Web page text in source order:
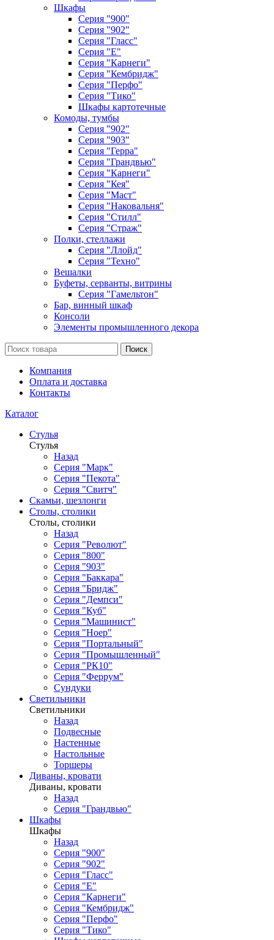
Шкафы
Серия "900"
Серия "902"
Серия "Гласс"
Серия "Е"
Серия "Карнеги"
Серия "Кембридж"
Серия "Перфо"
Серия "Тико"
Шкафы картотечные
Комоды, тумбы
Серия "902"
Серия "903"
Серия "Герра"
Серия "Грандвью"
Серия "Карнеги"
Серия "Кея"
Серия "Маст"
Серия "Наковальня"
Серия "Стилл"
Серия "Страж"
Полки, стеллажи
Серия "Ллойд"
Серия "Техно"
Вешалки
Буфеты, серванты, витрины
Серия "Гамельтон"
Бар, винный шкаф
Консоли
Элементы промышленного декора
Поиск
Компания
Оплата и доставка
Контакты
Каталог
Стулья
Стулья
Назад
Серия "Марк"
Серия "Пекота"
Серия "Свитч"
Скамьи, шезлонги
Столы, столики
Столы, столики
Назад
Серия "Револют"
Серия "800"
Серия "903"
Серия "Баккара"
Серия "Бридж"
Серия "Демпси"
Серия "Куб"
Серия "Машинист"
Серия "Ноер"
Серия "Портальный"
Серия "Промышленный"
Серия "РК10"
Серия "Феррум"
Сундуки
Светильники
Светильники
Назад
Подвесные
Настенные
Настольные
Торшеры
Диваны, кровати
Диваны, кровати
Назад
Серия "Грандвью"
Шкафы
Шкафы
Назад
Серия "900"
Серия "902"
Серия "Гласс"
Серия "Е"
Серия "Карнеги"
Серия "Кембридж"
Серия "Перфо"
Серия "Тико"